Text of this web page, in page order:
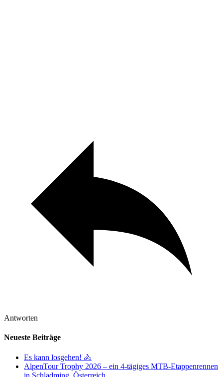
Antworten
Neueste Beiträge
Es kann losgehen! 🚴
AlpenTour Trophy 2026 – ein 4-tägiges MTB-Etappenrennen
in Schladming, Österreich